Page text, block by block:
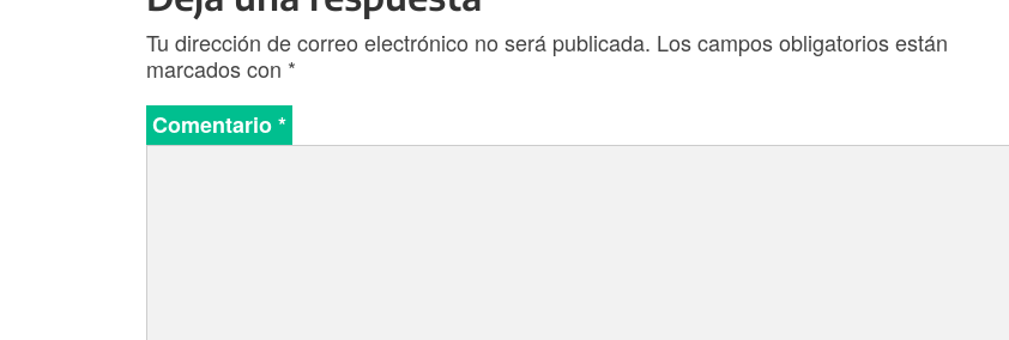
Tu dirección de correo electrónico no será publicada. Los campos obligatorios están
marcados con *
Comentario*